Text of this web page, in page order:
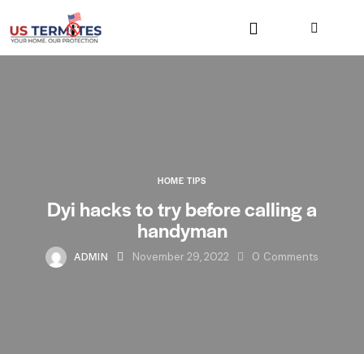
HOME TIPS
Dyi hacks to try before calling a
handyman
ADMIN November 29, 2022 0 Comments